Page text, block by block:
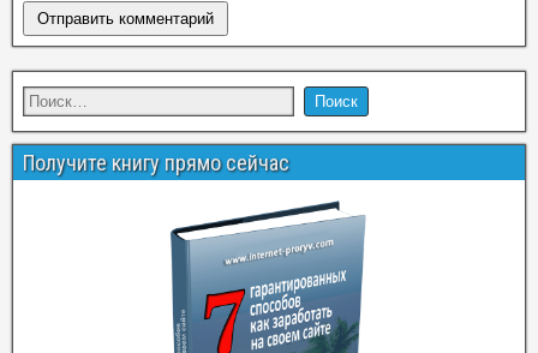
Получите книгу прямо сейчас